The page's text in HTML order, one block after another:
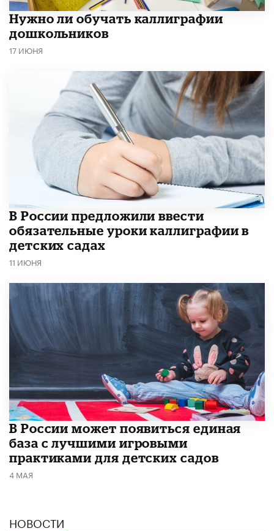
Нужно ли обучать каллиграфии
дошкольников
17 ИЮНЯ
В России предложили ввести
обязательные уроки каллиграфии в
детских садах
11 ИЮНЯ
В России может появиться единая
база с лучшими игровыми
практиками для детских садов
4 МАЯ
НОВОСТИ